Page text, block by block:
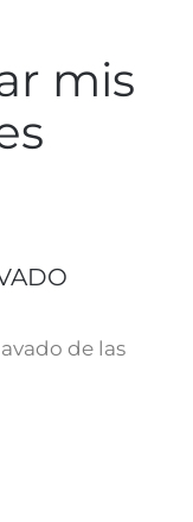
mis
de las